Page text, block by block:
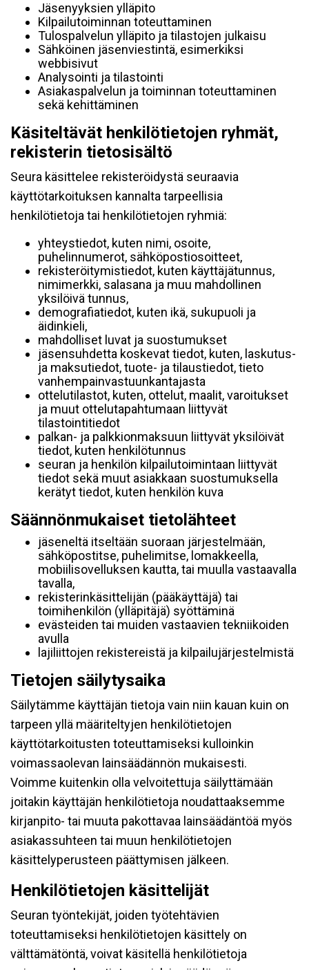
Jäsenyyksien ylläpito
Kilpailutoiminnan toteuttaminen
Tulospalvelun ylläpito ja tilastojen julkaisu
Sähköinen jäsenviestintä, esimerkiksi
webbisivut
Analysointi ja tilastointi
Asiakaspalvelun ja toiminnan toteuttaminen
sekä kehittäminen
Käsiteltävät henkilötietojen ryhmät,
rekisterin tietosisältö
Seura käsittelee rekisteröidystä seuraavia
käyttötarkoituksen kannalta tarpeellisia
henkilötietoja tai henkilötietojen ryhmiä:
yhteystiedot, kuten nimi, osoite,
puhelinnumerot, sähköpostiosoitteet,
rekisteröitymistiedot, kuten käyttäjätunnus,
nimimerkki, salasana ja muu mahdollinen
yksilöivä tunnus,
demografiatiedot, kuten ikä, sukupuoli ja
äidinkieli,
mahdolliset luvat ja suostumukset
jäsensuhdetta koskevat tiedot, kuten, laskutus-
ja maksutiedot, tuote- ja tilaustiedot, tieto
vanhempainvastuunkantajasta
ottelutilastot, kuten, ottelut, maalit, varoitukset
ja muut ottelutapahtumaan liittyvät
tilastointitiedot
palkan- ja palkkionmaksuun liittyvät yksilöivät
tiedot, kuten henkilötunnus
seuran ja henkilön kilpailutoimintaan liittyvät
tiedot sekä muut asiakkaan suostumuksella
kerätyt tiedot, kuten henkilön kuva
Säännönmukaiset tietolähteet
jäseneltä itseltään suoraan järjestelmään,
sähköpostitse, puhelimitse, lomakkeella,
mobiilisovelluksen kautta, tai muulla vastaavalla
tavalla,
rekisterinkäsittelijän (pääkäyttäjä) tai
toimihenkilön (ylläpitäjä) syöttäminä
evästeiden tai muiden vastaavien tekniikoiden
avulla
lajiliittojen rekistereistä ja kilpailujärjestelmistä
Tietojen säilytysaika
Säilytämme käyttäjän tietoja vain niin kauan kuin on
tarpeen yllä määriteltyjen henkilötietojen
käyttötarkoitusten toteuttamiseksi kulloinkin
voimassaolevan lainsäädännön mukaisesti.
Voimme kuitenkin olla velvoitettuja säilyttämään
joitakin käyttäjän henkilötietoja noudattaaksemme
kirjanpito- tai muuta pakottavaa lainsäädäntöä myös
asiakassuhteen tai muun henkilötietojen
käsittelyperusteen päättymisen jälkeen.
Henkilötietojen käsittelijät
Seuran työntekijät, joiden työtehtävien
toteuttamiseksi henkilötietojen käsittely on
välttämätöntä, voivat käsitellä henkilötietoja